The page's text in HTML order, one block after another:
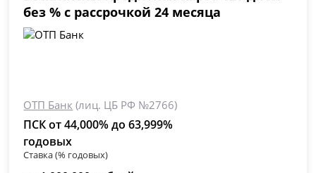
без % с рассрочкой 24 месяца
ОТП Банк (лиц. ЦБ РФ №2766)
ПСК от 44,000% до 63,999%
годовых
Ставка (% годовых)